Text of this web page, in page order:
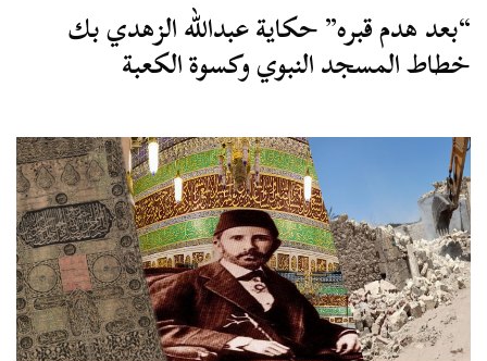
“بعد هدم قبره” حكاية عبدالله الزهدي بك
خطاط المسجد النبوي وكسوة الكعبة